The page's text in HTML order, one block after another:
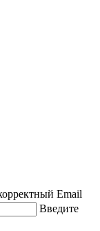
Email
Введите